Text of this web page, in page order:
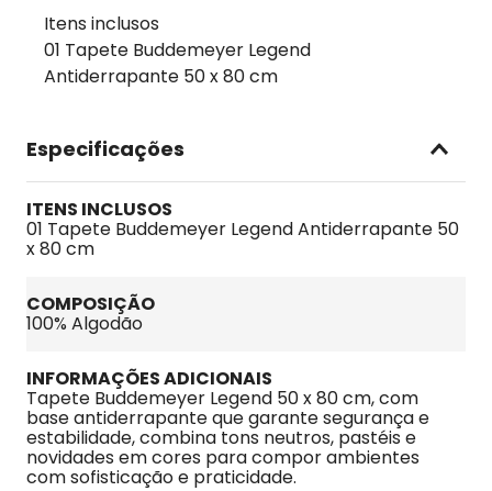
Itens inclusos
01 Tapete Buddemeyer Legend
Antiderrapante 50 x 80 cm
Especificações
ITENS INCLUSOS
01 Tapete Buddemeyer Legend Antiderrapante 50
x 80 cm
COMPOSIÇÃO
100% Algodão
INFORMAÇÕES ADICIONAIS
Tapete Buddemeyer Legend 50 x 80 cm, com
base antiderrapante que garante segurança e
estabilidade, combina tons neutros, pastéis e
novidades em cores para compor ambientes
com sofisticação e praticidade.